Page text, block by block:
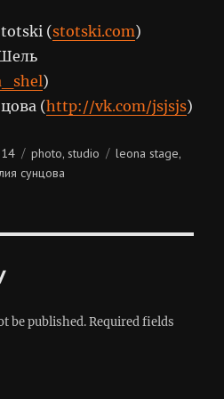
(stotski.com)
)
(http://vk.com/jsjsjs)
Categories
photo, studio Tags
leona stage,
сунцова
be published. Required fields